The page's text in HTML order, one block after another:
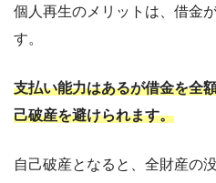
個人再生のメリットは、借金
す。
支払い能力はあるが借金を全
己破産を避けられます。
自己破産となると、全財産の